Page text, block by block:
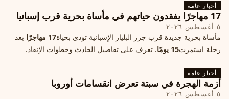
أخبار عامة
17 مهاجرًا يفقدون حياتهم في مأساة بحرية قرب إسبانيا
٥ أغسطس ٢٠٢٦
مأساة بحرية جديدة قرب جزر البليار الإسبانية تودي بحياة17 مهاجرًا
بعد
رحلة استمرت15 يومًا . تعرف على تفاصيل الحادث وخطوات الإنقاذ.
أخبار عامة
أزمة الهجرة في سبتة تعرض انقسامات أوروبا
٥ أغسطس ٢٠٢٦